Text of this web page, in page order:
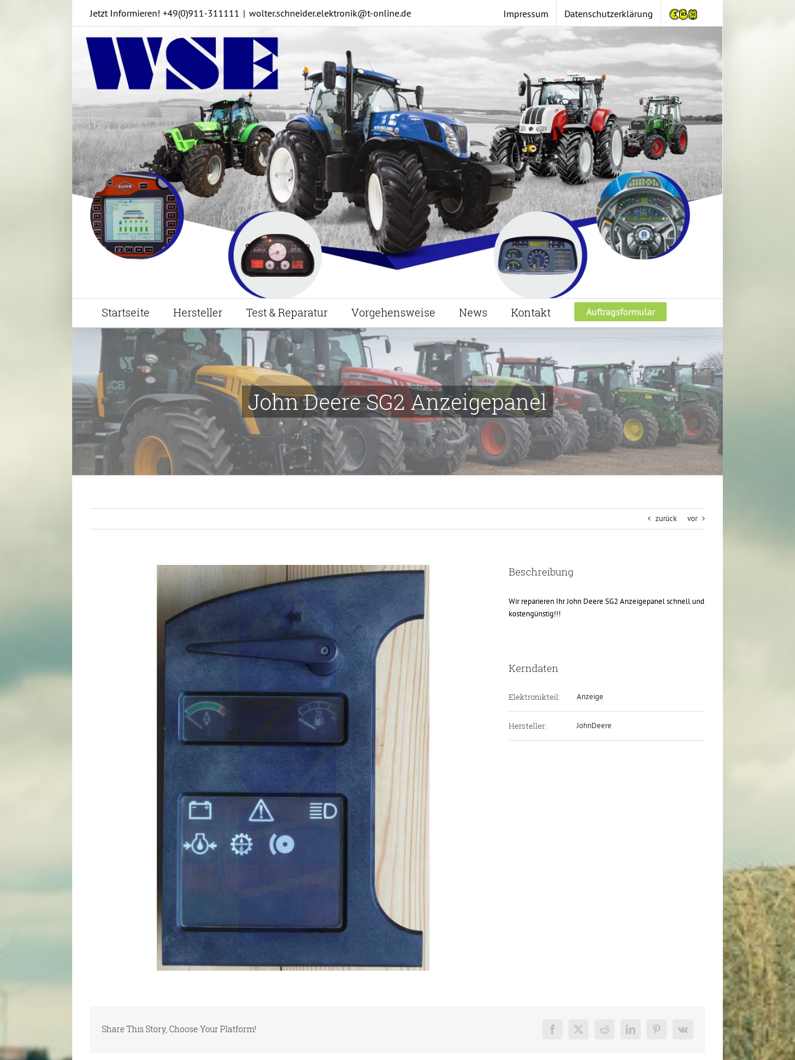
Jetzt Informieren! +49(0)911-311111 | wolter.schneider.elektronik@t-online.de Impressum Datenschutzerklärung
Startseite Hersteller Test & Reparatur Vorgehensweise News Kontakt Auftragsformular
John Deere SG2 Anzeigepanel
zurück vor
Beschreibung
Wir reparieren Ihr John Deere SG2 Anzeigepanel schnell und
kostengünstig!!!
Kerndaten
Elektronikteil: Anzeige
Hersteller: JohnDeere
Share This Story, Choose Your Platform! Facebook
X Reddit LinkedInPinterest
Vk